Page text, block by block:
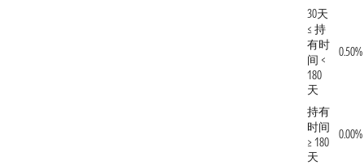
30天
≤ 持
有时
间 <
180
天
0.50%
持有
时间
≥ 180
天
0.00%